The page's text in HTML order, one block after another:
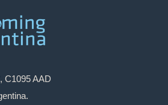
C1095 AAD